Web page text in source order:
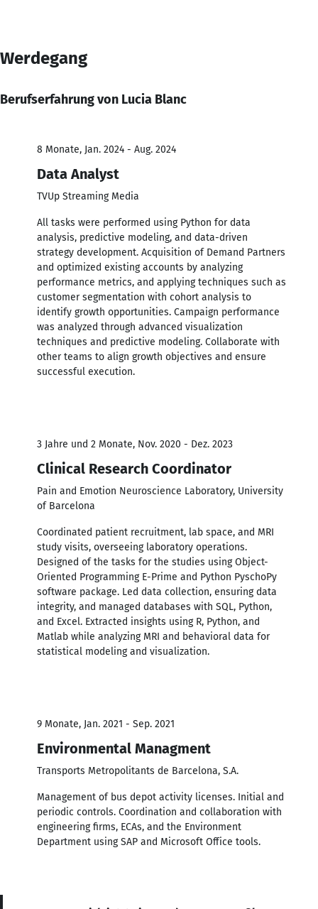
Werdegang
Berufserfahrung von Lucia Blanc
8 Monate, Jan. 2024 - Aug. 2024
Data Analyst
TVUp Streaming Media
All tasks were performed using Python for data
analysis, predictive modeling, and data-driven
strategy development. Acquisition of Demand Partners
and optimized existing accounts by analyzing
performance metrics, and applying techniques such as
customer segmentation with cohort analysis to
identify growth opportunities. Campaign performance
was analyzed through advanced visualization
techniques and predictive modeling. Collaborate with
other teams to align growth objectives and ensure
successful execution.
3 Jahre und 2 Monate, Nov. 2020 - Dez. 2023
Clinical Research Coordinator
Pain and Emotion Neuroscience Laboratory, University
of Barcelona
Coordinated patient recruitment, lab space, and MRI
study visits, overseeing laboratory operations.
Designed of the tasks for the studies using Object-
Oriented Programming E-Prime and Python PyschoPy
software package. Led data collection, ensuring data
integrity, and managed databases with SQL, Python,
and Excel. Extracted insights using R, Python, and
Matlab while analyzing MRI and behavioral data for
statistical modeling and visualization.
9 Monate, Jan. 2021 - Sep. 2021
Environmental Managment
Transports Metropolitants de Barcelona, S.A.
Management of bus depot activity licenses. Initial and
periodic controls. Coordination and collaboration with
engineering firms, ECAs, and the Environment
Department using SAP and Microsoft Office tools.